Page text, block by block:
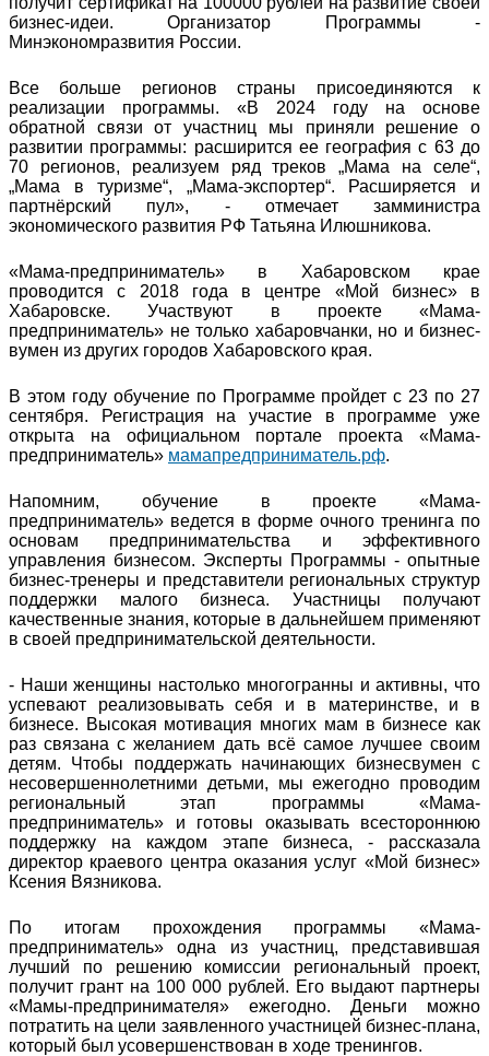
бизнес-идеи. Организатор Программы -
Минэкономразвития России.
Все больше регионов страны присоединяются к
реализации программы. «В 2024 году на основе
обратной связи от участниц мы приняли решение о
развитии программы: расширится ее география с 63 до
70 регионов, реализуем ряд треков „Мама на селе“,
„Мама в туризме“, „Мама-экспортер“. Расширяется и
партнёрский пул», - отмечает замминистра
экономического развития РФ Татьяна Илюшникова.
«Мама-предприниматель» в Хабаровском крае
проводится с 2018 года в центре «Мой бизнес» в
Хабаровске. Участвуют в проекте «Мама-
предприниматель» не только хабаровчанки, но и бизнес-
вумен из других городов Хабаровского края.
В этом году обучение по Программе пройдет с 23 по 27
сентября. Регистрация на участие в программе уже
открыта на официальном портале проекта «Мама-
предприниматель» мамапредприниматель.рф.
Напомним, обучение в проекте «Мама-
предприниматель» ведется в форме очного тренинга по
основам предпринимательства и эффективного
управления бизнесом. Эксперты Программы - опытные
бизнес-тренеры и представители региональных структур
поддержки малого бизнеса. Участницы получают
качественные знания, которые в дальнейшем применяют
в своей предпринимательской деятельности.
- Наши женщины настолько многогранны и активны, что
успевают реализовывать себя и в материнстве, и в
бизнесе. Высокая мотивация многих мам в бизнесе как
раз связана с желанием дать всё самое лучшее своим
детям. Чтобы поддержать начинающих бизнесвумен с
несовершеннолетними детьми, мы ежегодно проводим
региональный этап программы «Мама-
предприниматель» и готовы оказывать всестороннюю
поддержку на каждом этапе бизнеса, - рассказала
директор краевого центра оказания услуг «Мой бизнес»
Ксения Вязникова.
По итогам прохождения программы «Мама-
предприниматель» одна из участниц, представившая
лучший по решению комиссии региональный проект,
получит грант на 100 000 рублей. Его выдают партнеры
«Мамы-предпринимателя» ежегодно. Деньги можно
потратить на цели заявленного участницей бизнес-плана,
который был усовершенствован в ходе тренингов.